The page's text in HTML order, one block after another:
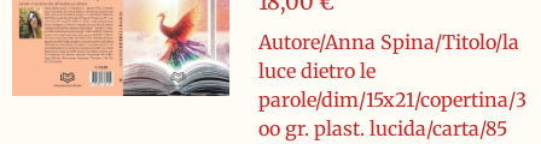
Autore/Anna Spina/Titolo/la
luce dietro le
parole/dim/15x21/copertina/3
oo gr. plast. lucida/carta/85